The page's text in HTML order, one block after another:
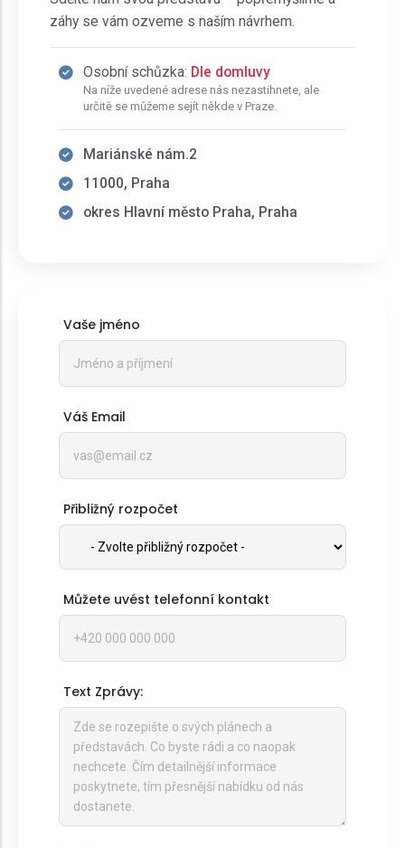
záhy se vám ozveme s naším návrhem.
Osobní schůzka: Dle domluvy
Na níže uvedené adrese nás nezastihnete, ale
určitě se můžeme sejít někde v Praze.
Mariánské nám.2
11000, Praha
okres Hlavní město Praha, Praha
Vaše jméno
Váš Email
Přibližný rozpočet
Můžete uvést telefonní kontakt
Text Zprávy: